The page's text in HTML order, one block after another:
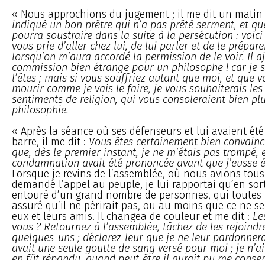
« Nous approchions du jugement ; il me dit un
indiqué un bon prêtre qui n’a pas prêté serment, et
pourra soustraire dans la suite à la persécution : voici
vous prie d’aller chez lui, de lui parler et de le
lorsqu’on m’aura accordé la permission de le voir. Il
commission bien étrange pour un philosophe ! car je
l’êtes ; mais si vous souffriez autant que moi, et que
mourir comme je vais le faire, je vous souhaiterais les
sentiments de religion, qui vous consoleraient bien
philosophie.
« Après la séance où ses défenseurs et lui avaient
barre, il me dit : Vous êtes certainement bien
que, dès le premier instant, je ne m’étais pas trompé,
condamnation avait été prononcée avant que j’eusse
Lorsque je revins de l’assemblée, où nous avions
demandé l’appel au peuple, je lui rapportai qu’en
entouré d’un grand nombre de personnes, qui toutes
assuré qu’il ne périrait pas, ou au moins que ce ne
eux et leurs amis. Il changea de couleur et me dit :
vous ? Retournez à l’assemblée, tâchez de les
quelques-uns ; déclarez-leur que je ne leur
avait une seule goutte de sang versé pour moi ; je